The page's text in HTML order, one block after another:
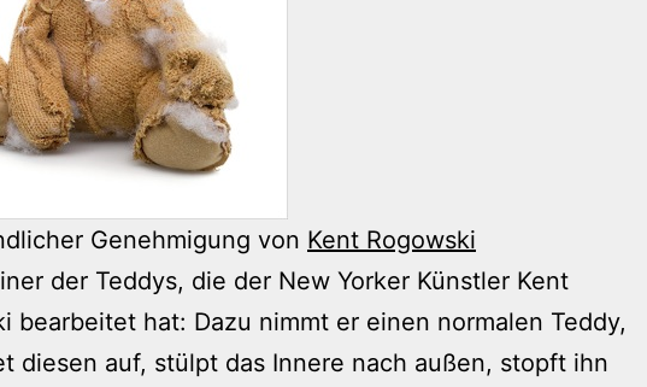
Genehmigung von Kent Rogowski
der Teddys, die der New Yorker Künstler Kent
bearbeitet hat: Dazu nimmt er einen normalen Teddy,
diesen auf, stülpt das Innere nach außen, stopft ihn